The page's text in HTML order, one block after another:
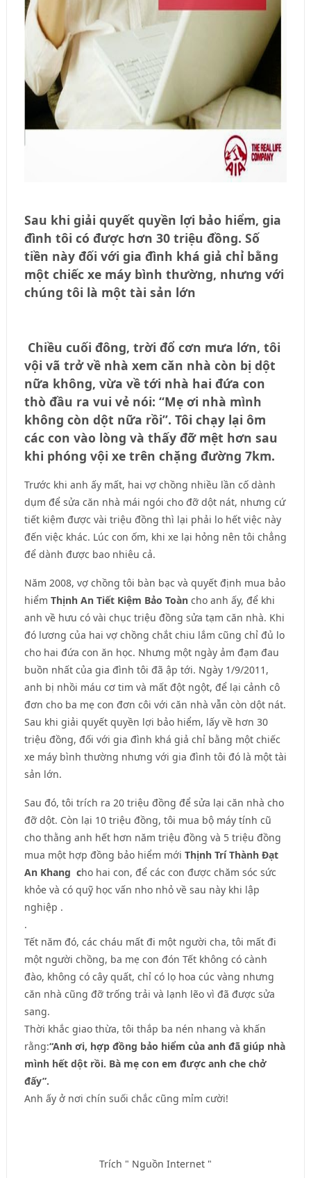
Sau khi giải quyết quyền lợi bảo hiểm, gia
đình tôi có được hơn 30 triệu đồng. Số
tiền này đối với gia đình khá giả chỉ bằng
một chiếc xe máy bình thường, nhưng với
chúng tôi là một tài sản lớn
Chiều cuối đông, trời đổ cơn mưa lớn, tôi
vội vã trở về nhà xem căn nhà còn bị dột
nữa không, vừa về tới nhà hai đứa con
thò đầu ra vui vẻ nói: “Mẹ ơi nhà mình
không còn dột nữa rồi”. Tôi chạy lại ôm
các con vào lòng và thấy đỡ mệt hơn sau
khi phóng vội xe trên chặng đường 7km.
Trước khi anh ấy mất, hai vợ chồng nhiều lần cố dành
dụm để sửa căn nhà mái ngói cho đỡ dột nát, nhưng cứ
tiết kiệm được vài triệu đồng thì lại phải lo hết việc này
đến việc khác. Lúc con ốm, khi xe lại hỏng nên tôi chẳng
để dành được bao nhiêu cả.
Năm 2008, vợ chồng tôi bàn bạc và quyết định mua bảo
hiểm Thịnh An Tiết Kiệm Bảo Toàncho anh ấy, để khi
anh về hưu có vài chục triệu đồng sửa tạm căn nhà. Khi
đó lương của hai vợ chồng chắt chiu lắm cũng chỉ đủ lo
cho hai đứa con ăn học. Nhưng một ngày ảm đạm đau
buồn nhất của gia đình tôi đã ập tới. Ngày 1/9/2011,
anh bị nhồi máu cơ tim và mất đột ngột, để lại cảnh cô
đơn cho ba mẹ con đơn côi với căn nhà vẫn còn dột nát.
Sau khi giải quyết quyền lợi bảo hiểm, lấy về hơn 30
triệu đồng, đối với gia đình khá giả chỉ bằng một chiếc
xe máy bình thường nhưng với gia đình tôi đó là một tài
sản lớn.
Sau đó, tôi trích ra 20 triệu đồng để sửa lại căn nhà cho
đỡ dột. Còn lại 10 triệu đồng, tôi mua bộ máy tính cũ
cho thằng anh hết hơn năm triệu đồng và 5 triệu đồng
mua một hợp đồng bảo hiểm mới Thịnh Trí Thành Đạt
An Khang cho hai con, để các con được chăm sóc sức
khỏe và có quỹ học vấn nho nhỏ về sau này khi lập
nghiệp .
.
Tết năm đó, các cháu mất đi một người cha, tôi mất đi
một người chồng, ba mẹ con đón Tết không có cành
đào, không có cây quất, chỉ có lọ hoa cúc vàng nhưng
căn nhà cũng đỡ trống trải và lạnh lẽo vì đã được sửa
sang.
Thời khắc giao thừa, tôi thắp ba nén nhang và khấn
rằng:“Anh ơi, hợp đồng bảo hiểm của anh đã giúp nhà
mình hết dột rồi. Bà mẹ con em được anh che chở
đấy”.
Anh ấy ở nơi chín suối chắc cũng mỉm cười!
Trích " Nguồn Internet "